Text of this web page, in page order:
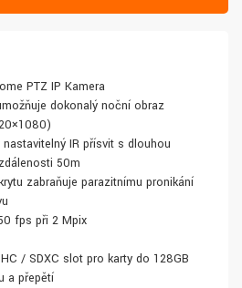
PTZ IP Kamera
dokonalý noční obraz
IR přísvit s dlouhou
50m
zabraňuje parazitnímu pronikání
fps při 2 Mpix
/ SDXC slot pro karty do 128GB
a přepětí